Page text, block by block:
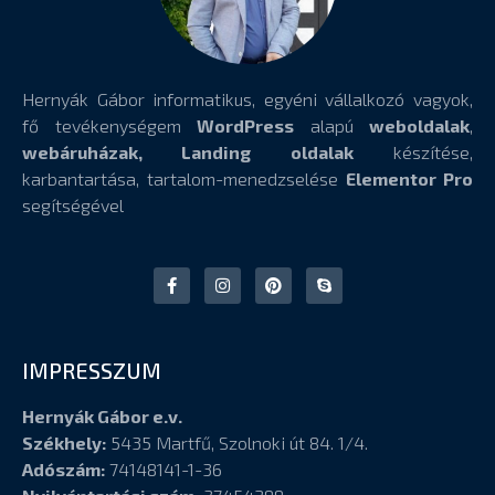
Hernyák Gábor informatikus, egyéni vállalkozó vagyok,
fő tevékenységem WordPress alapú weboldalak,
webáruházak, Landing oldalakkészítése,
karbantartása, tartalom-menedzselése Elementor Pro
segítségével
IMPRESSZUM
Hernyák Gábor e.v.
Székhely: 5435 Martfű, Szolnoki út 84. 1/4.
Adószám: 74148141-1-36